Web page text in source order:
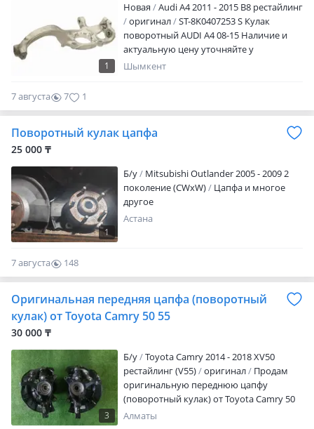
1
Новая
Audi A4 2011 - 2015 B8 рестайлинг
оригинал
ST-8K0407253 S Кулак
поворотный AUDI A4 08-15 Наличие и
актуальную цену уточняйте у
менеджера
Шымкент
7 августа 7 1
Поворотный кулак цапфа
25 000 ₸
1
Б/y
Mitsubishi Outlander 2005 - 2009 2
поколение (CWxW)
Цапфа и многое
другое
Астана
7 августа
148
0
Оригинальная передняя цапфа (поворотный
кулак) от Toyota Camry 50 55
30 000 ₸
3
Б/y
Toyota Camry 2014 - 2018 XV50
рестайлинг (V55)
оригинал
Продам
оригинальную переднюю цапфу
(поворотный кулак) от Toyota Camry 50
55 2AR-FE 2.5 Привозной в хорошем
Алматы